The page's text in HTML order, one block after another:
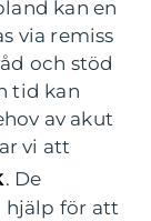
kan en
via remiss
och stöd
tid kan
av akut
vi att
. De
hjälp för att